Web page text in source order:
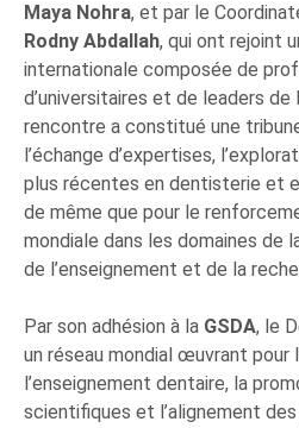
Maya Nohra, et par le
Rodny Abdallah, qui ont rejoint
internationale composée de
d’universitaires et de leaders de
rencontre a constitué une
l’échange d’expertises,
plus récentes en dentisterie et
de même que pour le
mondiale dans les domaines de
de l’enseignement et de la
Par son adhésion à la GSDA, le
un réseau mondial œuvrant pour
l’enseignement dentaire, la
scientifiques et l’alignement